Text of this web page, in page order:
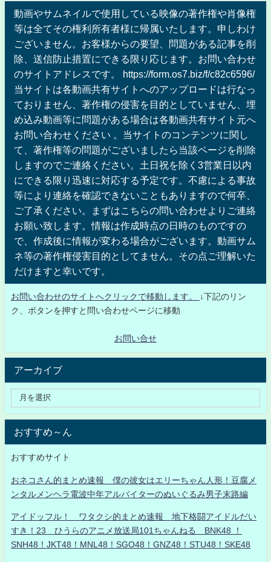
動画やサムネイルで使用している映像の著作権や肖像権
等は全てその権利所有者様に帰属いたします。申しわけ
ございません。お客様からの要望、問題がある記事を削
除、送信防止措置にできる限り応じます。お問い合わせ
のサイトアドレスです。 https://form.os7.biz/f/c82c6596/
当サイトは各動画共有サイトへのアップロードは行なっ
ておりません、著作権の侵害を目的としていません、埋
め込み動画等に問題がある場合は各動画共有サイト元へ
お問い合わせください 。当サイトのコンテンツに関し
て、著作権等の問題がございましたら当該ページを削除
しますのでご連絡ください。土日祝を除く3営業日以内
にできる限り迅速に対応する予定です。不慮による事故
等により連絡を確認できないこともありますので何卒、
ご了承ください。まずはこちらの問い合わせよりご連絡
お願い致します。情報は作成時点の日時のものですの
で、作成後に情報が変わる場合がございます。動画サム
ネ等の著作権侵害目的としてません。その点ご理解いた
だけますと幸いです。
お問い合わせのサイトへクリックで移動します。
↓下記のリン
ク、ボタンを押すと問い合わせページに移動
お問い合せ
アーカイブ
おすすめ～ん
おすすめサイト
おネコさん的まとめ速報 僕の彼女はエリーちゃん人形！豆腐メ
ンタルメンヘラ電波中年アルバイターのぬいぐるみ男子末路編
アイドッフル！ ワタクシ的まとめ速報 地下格闘アイドルだい
すき！23 ひうらのアニメ放送局101ちゃんねる BNK48 ！
SNH48！JKT48！MNL48！SGO48！GNZ48！STU48！SKE48